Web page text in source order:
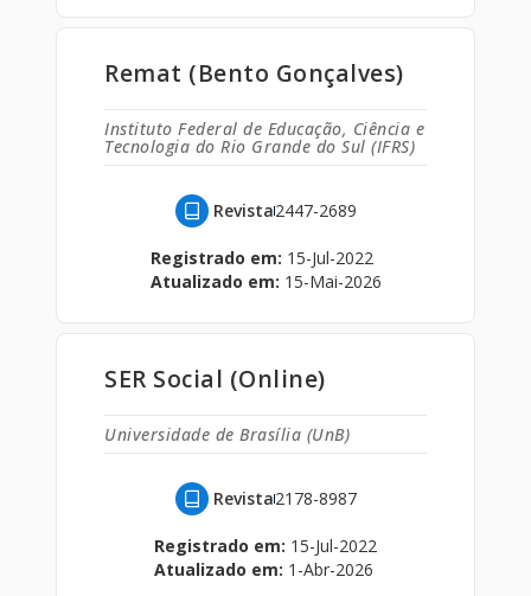
Remat (Bento Gonçalves)
Instituto Federal de Educação, Ciência e
Tecnologia do Rio Grande do Sul (IFRS)
Revista2447-2689
Registrado em: 15-Jul-2022
Atualizado em: 15-Mai-2026
SER Social (Online)
Universidade de Brasília (UnB)
Revista2178-8987
Registrado em: 15-Jul-2022
Atualizado em: 1-Abr-2026